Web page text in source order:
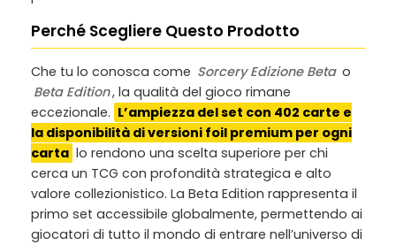
Perché Scegliere Questo Prodotto
Che tu lo conosca come Sorcery Edizione Beta o
Beta Edition, la qualità del gioco rimane
eccezionale. L’ampiezza del set con 402 carte e
la disponibilità di versioni foil premium per ogni
carta lo rendono una scelta superiore per chi
cerca un TCG con profondità strategica e alto
valore collezionistico. La Beta Edition rappresenta il
primo set accessibile globalmente, permettendo ai
giocatori di tutto il mondo di entrare nell’universo di